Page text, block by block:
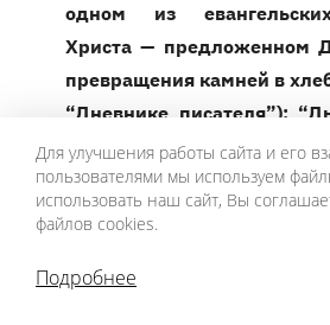
одном из
Христа — предложенном
превращения камней в
“Дневнике писателя”):
могла подходить только к
Христос же знал, что
оживишь человека. Если
затоскует человек,
убьет себя или
Для улучшения работы сайта и его
пользователями мы используем
использовать наш сайт, Вы
файлов cookies.
Подробнее